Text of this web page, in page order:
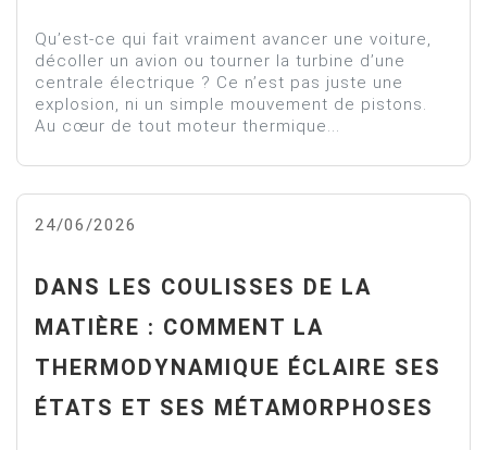
Qu’est-ce qui fait vraiment avancer une voiture,
décoller un avion ou tourner la turbine d’une
centrale électrique ? Ce n’est pas juste une
explosion, ni un simple mouvement de pistons.
Au cœur de tout moteur thermique...
24/06/2026
DANS LES COULISSES DE LA
MATIÈRE : COMMENT LA
THERMODYNAMIQUE ÉCLAIRE SES
ÉTATS ET SES MÉTAMORPHOSES